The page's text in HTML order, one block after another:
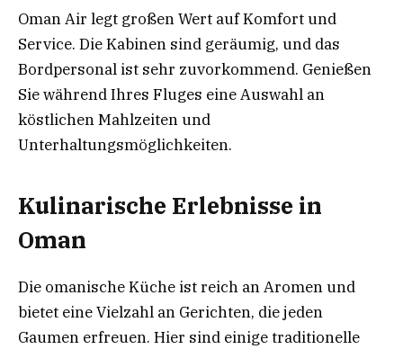
Oman Air legt großen Wert auf Komfort und
Service. Die Kabinen sind geräumig, und das
Bordpersonal ist sehr zuvorkommend. Genießen
Sie während Ihres Fluges eine Auswahl an
köstlichen Mahlzeiten und
Unterhaltungsmöglichkeiten.
Kulinarische Erlebnisse in
Oman
Die omanische Küche ist reich an Aromen und
bietet eine Vielzahl an Gerichten, die jeden
Gaumen erfreuen. Hier sind einige traditionelle